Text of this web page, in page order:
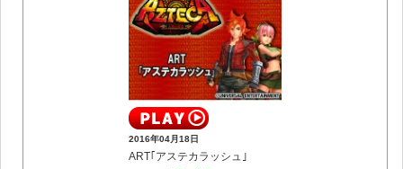
2016年04月18日
ART｢アステカラッシュ｣